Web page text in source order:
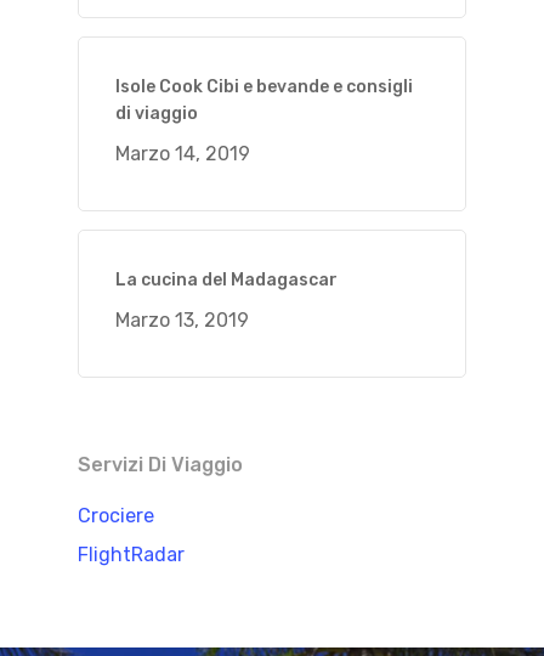
Isole Cook Cibi e bevande e consigli
di viaggio
Marzo 14, 2019
La cucina del Madagascar
Marzo 13, 2019
Servizi Di Viaggio
Crociere
FlightRadar